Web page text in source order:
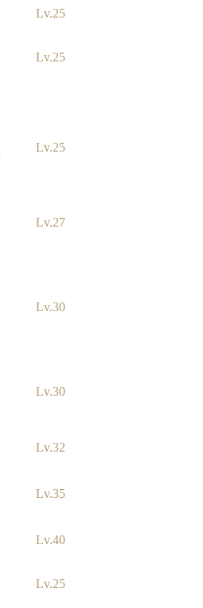
Lv.25
Lv.25
Lv.25
Lv.27
Lv.30
Lv.30
Lv.32
Lv.35
Lv.40
Lv.25